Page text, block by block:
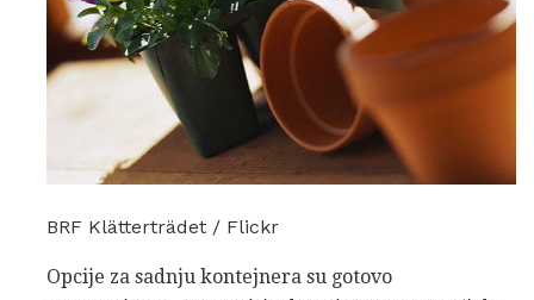
BRF Klätterträdet / Flickr
Opcije za sadnju kontejnera su gotovo